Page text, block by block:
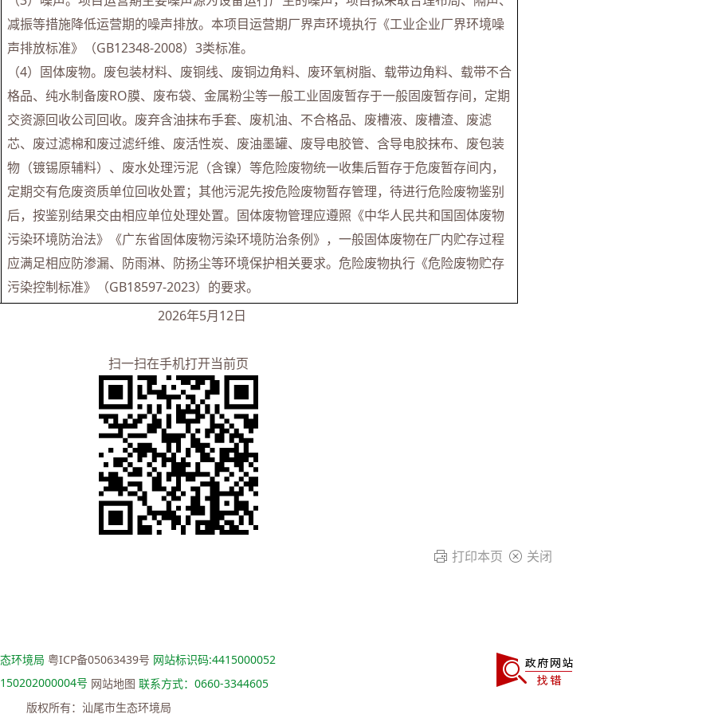
减振等措施降低运营期的噪声排放。本项目运营期厂界声环境执行《工业企业厂界环境噪
声排放标准》（GB12348-2008）3类标准。
（4）固体废物。废包装材料、废铜线、废铜边角料、废环氧树脂、载带边角料、载带不合
格品、纯水制备废RO膜、废布袋、金属粉尘等一般工业固废暂存于一般固废暂存间，定期
交资源回收公司回收。废弃含油抹布手套、废机油、不合格品、废槽液、废槽渣、废滤
芯、废过滤棉和废过滤纤维、废活性炭、废油墨罐、废导电胶管、含导电胶抹布、废包装
物（镀锡原辅料）、废水处理污泥（含镍）等危险废物统一收集后暂存于危废暂存间内，
定期交有危废资质单位回收处置；其他污泥先按危险废物暂存管理，待进行危险废物鉴别
后，按鉴别结果交由相应单位处理处置。固体废物管理应遵照《中华人民共和国固体废物
污染环境防治法》《广东省固体废物污染环境防治条例》，一般固体废物在厂内贮存过程
应满足相应防渗漏、防雨淋、防扬尘等环境保护相关要求。危险废物执行《危险废物贮存
污染控制标准》（GB18597-2023）的要求。
月12日
扫一扫在手机打开当前页
打印本页 关闭
环境局 粤ICP备05063439号 网站标识码:4415000052
号 网站地图 联系方式：0660-3344605
版权所有：汕尾市生态环境局